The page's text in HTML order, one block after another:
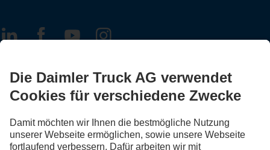
FOLLOW THE ROADSTARS.
Tausche jetzt Erfahrungen mit anderen Truckerinnen und